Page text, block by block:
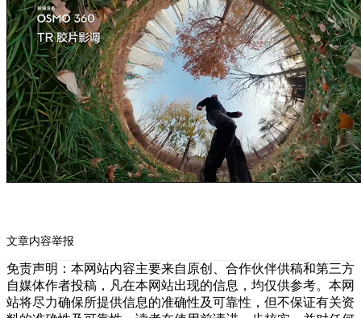
文章内容举报
免责声明：本网站内容主要来自原创、合作伙伴供稿和第三方
自媒体作者投稿，凡在本网站出现的信息，均仅供参考。本网
站将尽力确保所提供信息的准确性及可靠性，但不保证有关资